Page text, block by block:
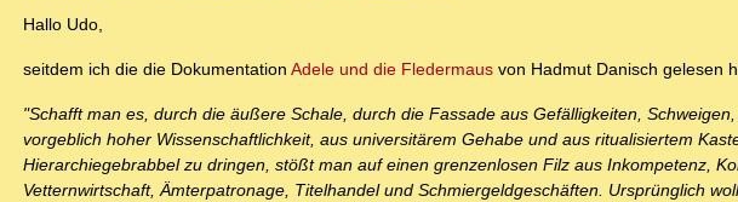
Hallo Udo,
seitdem ich die die Dokumentation Adele und die Fledermaus von Hadmut Danisch gelesen
"Schafft man es, durch die äußere Schale, durch die Fassade aus Gefälligkeiten,
vorgeblich hoher Wissenschaftlichkeit, aus universitärem Gehabe und aus ritualisiertem
Hierarchiegebrabbel zu dringen, stößt man auf einen grenzenlosen Filz aus Inkompetenz,
Vetternwirtschaft, Ämterpatronage, Titelhandel und Schmiergeldgeschäften. Ursprünglich